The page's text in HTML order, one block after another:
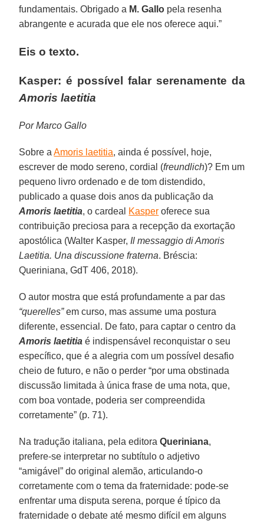
fundamentais. Obrigado a M. Gallo pela resenha
abrangente e acurada que ele nos oferece aqui.”
Eis o texto.
Kasper: é possível falar serenamente da
Amoris laetitia
Por Marco Gallo
Sobre aAmoris laetitia, ainda é possível, hoje,
escrever de modo sereno, cordial (freundlich)? Em um
pequeno livro ordenado e de tom distendido,
publicado a quase dois anos da publicação da
Amoris laetitia, o cardeal Kasper oferece sua
contribuição preciosa para a recepção da exortação
apostólica (Walter Kasper, Il messaggio di Amoris
Laetitia. Una discussione fraterna. Bréscia:
Queriniana, GdT 406, 2018).
O autor mostra que está profundamente a par das
“querelles”em curso, mas assume uma postura
diferente, essencial. De fato, para captar o centro da
Amoris laetitia é indispensável reconquistar o seu
específico, que é a alegria com um possível desafio
cheio de futuro, e não o perder “por uma obstinada
discussão limitada à única frase de uma nota, que,
com boa vontade, poderia ser compreendida
corretamente” (p. 71).
Na tradução italiana, pela editoraQueriniana,
prefere-se interpretar no subtítulo o adjetivo
“amigável” do original alemão, articulando-o
corretamente com o tema da fraternidade: pode-se
enfrentar uma disputa serena, porque é típico da
fraternidade o debate até mesmo difícil em alguns